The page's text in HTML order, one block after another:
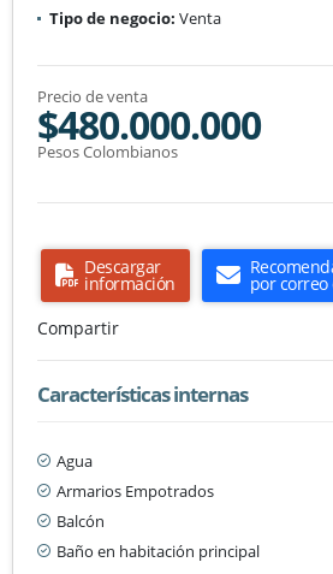
Tipo de negocio: Venta
Precio de venta
$480.000.000
Pesos Colombianos
Descargar
información
por
Compartir
Características internas
Agua
Armarios Empotrados
Balcón
Baño en habitación principal